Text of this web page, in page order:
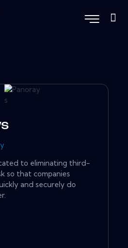
to eliminating third-
so that companies
and securely do